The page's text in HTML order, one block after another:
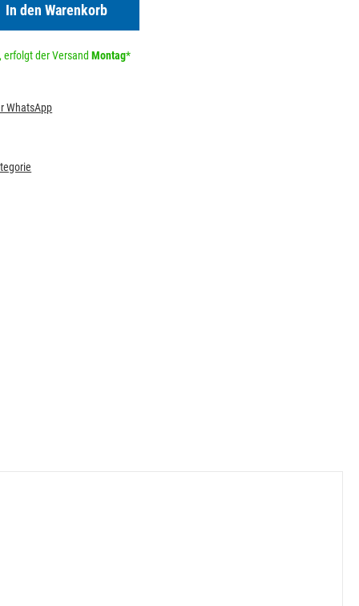
In den Warenkorb
erfolgt der VersandMontag*
WhatsApp